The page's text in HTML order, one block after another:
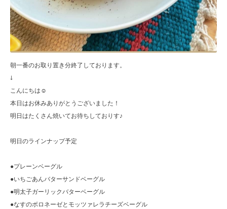
朝一番のお取り置き分終了しております。
↓
こんにちは☺︎
本日はお休みありがとうございました！
明日はたくさん焼いてお待ちしておりす♪
明日のラインナップ予定
●プレーンベーグル
●いちごあんバターサンドベーグル
●明太子ガーリックバターベーグル
●なすのボロネーゼとモッツァレラチーズベーグル